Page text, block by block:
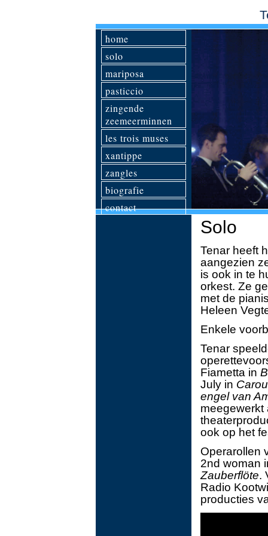
home
solo
mariposa
pasticcio
zingende
zeemeerminnen
les trois muses
xantippe
zangles
biografie
contact
Solo
Tenar heeft
aangezien
is ook in te
orkest. Ze
met de
Heleen
Enkele
Tenar
Fiametta in
July in
engel van
meegewerkt
ook op het
Operarollen
2nd woman
Zauberflöte.
Radio
producties